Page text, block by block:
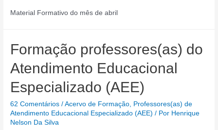
Material Formativo do mês de abril
Formação professores(as) do
Atendimento Educacional
Especializado (AEE)
62 Comentários /Acervo de Formação, Professores(as) de
Atendimento Educacional Especializado (AEE) / Por Henrique
Nelson Da Silva